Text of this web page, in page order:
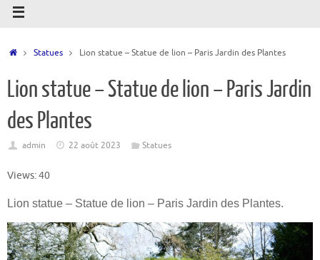
Accueil
Statues Lion statue – Statue de lion – Paris Jardin des Plantes
Lion statue – Statue de lion – Paris Jardin
des Plantes
admin 22 août 2023 Statues
Views: 40
Lion statue – Statue de lion – Paris Jardin des Plantes.